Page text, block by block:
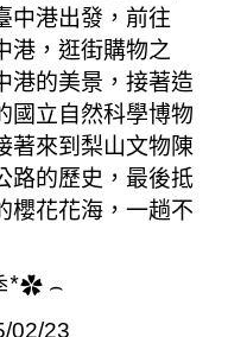
中港出發，前往
港，逛街購物之
港的美景，接著造
國立自然科學博物
著來到梨山文物陳
路的歷史，最後抵
櫻花花海，一趟不
✿ ⌢
02/23